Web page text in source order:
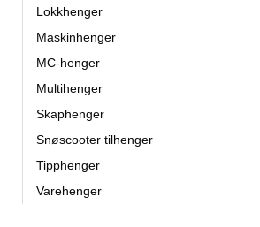
Lokkhenger
Maskinhenger
MC-henger
Multihenger
Skaphenger
Snøscooter tilhenger
Tipphenger
Varehenger